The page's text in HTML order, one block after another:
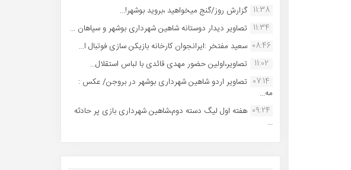
11:38 گزارش روز/گنج میخواهید ،بروید بوشهر!...
11:34 تصاویر دیدار دوستانه شاهین شهردارى بوشهر و سپاهان ...
08:46 سعید مفتخر :ایرانجوان کارخانه بازیکن سازی فوتبال ا...
11:02
تصاویر،اولین حضور مهدی قائدی با لباس استقلال...
07:14 تصاویر اردو شاهین شهرداری بوشهر در بروجن/ عکس :
مه...
09:24 هفته اول لیگ دسته دوم،شاهین شهرداری بازی پر حادثه
...